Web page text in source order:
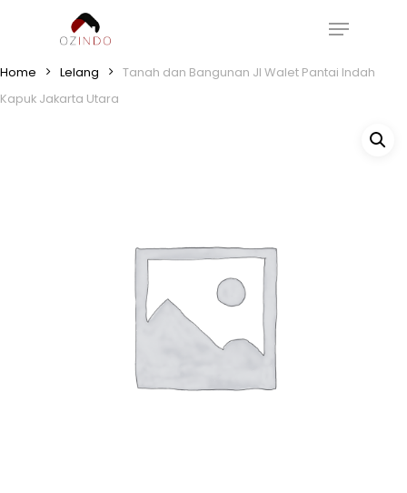
content
Menu
Home Lelang
Tanah dan Bangunan Jl Walet Pantai Indah
Kapuk Jakarta Utara